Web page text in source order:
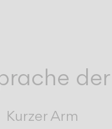
Kurzer Arm